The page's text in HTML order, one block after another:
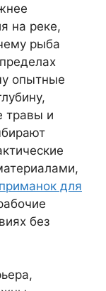
на реке,
рыба
опытные
травы и
для
без